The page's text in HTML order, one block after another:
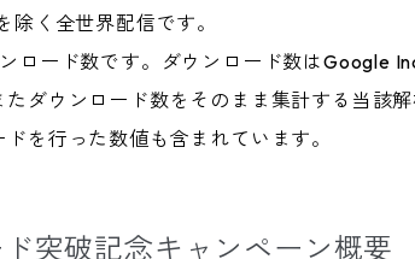
除く全世界配信です。
ロード数です。ダウンロード数はGoogle
たダウンロード数をそのまま集計する当該
を行った数値も含まれています。
突破記念キャンペーン概要